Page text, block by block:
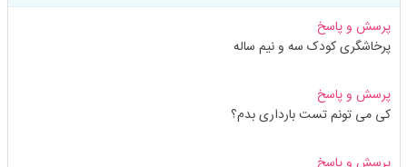
پرسش و پاسخ
پرخاشگری کودک سه و نیم ساله
پرسش و پاسخ
کی می تونم تست بارداری بدم؟